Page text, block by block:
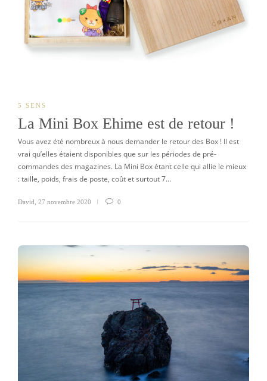
5 SENS
La Mini Box Ehime est de retour !
Vous avez été nombreux à nous demander le retour des Box ! Il est
vrai qu’elles étaient disponibles que sur les périodes de pré-
commandes des magazines. La Mini Box étant celle qui allie le mieux
: taille, poids, frais de poste, coût et surtout 7…
David 27 novembre 2020 0